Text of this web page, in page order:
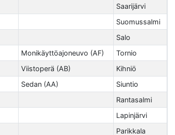
Saarijärvi
Suomussalmi
Salo
Monikäyttöajoneuvo (AF) Tornio
Viistoperä (AB) Kihniö
Sedan (AA) Siuntio
Rantasalmi
Lapinjärvi
Parikkala